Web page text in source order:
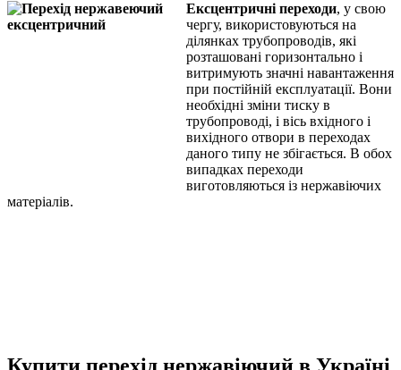
Ексцентричні переходи, у свою
чергу, використовуються на
ділянках трубопроводів, які
розташовані горизонтально і
витримують значні навантаження
при постійній експлуатації. Вони
необхідні зміни тиску в
трубопроводі, і вісь вхідного і
вихідного отвори в переходах
даного типу не збігається. В обох
випадках переходи
виготовляються із нержавіючих
матеріалів.